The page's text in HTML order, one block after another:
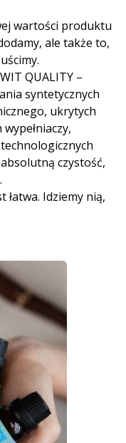
wartości produktu
ale także to,
QUALITY –
syntetycznych
ukrytych
czystość,
łatwa. Idziemy nią,